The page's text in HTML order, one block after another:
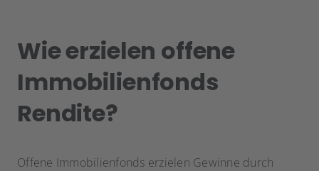
Wie erzielen offene
Immobilienfonds
Rendite?
Offene Immobilienfonds erzielen Gewinne durch